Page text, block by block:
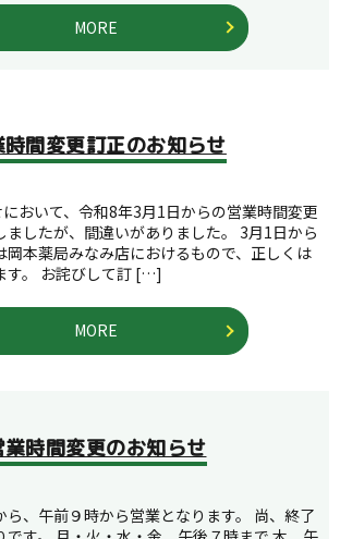
MORE
時間変更訂正のお知らせ
おいて、令和8年3月1日からの営業時間変更
ましたが、間違いがありました。 3月1日から
岡本薬局みなみ店におけるもので、正しくは
す。 お詫びして訂 […]
MORE
業時間変更のお知らせ
、午前９時から営業となります。 尚、終了